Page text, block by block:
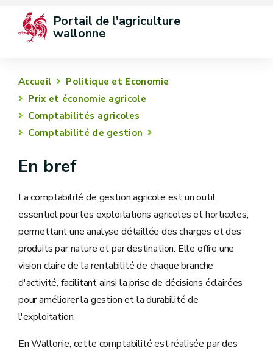
Portail de l'agriculture
wallonne
Accueil
Politique et Economie
Prix et économie agricole
Comptabilités agricoles
Comptabilité de gestion
En bref
La comptabilité de gestion agricole est un outil
essentiel pour les exploitations agricoles et horticoles,
permettant une analyse détaillée des charges et des
produits par nature et par destination. Elle offre une
vision claire de la rentabilité de chaque branche
d'activité, facilitant ainsi la prise de décisions éclairées
pour améliorer la gestion et la durabilité de
l'exploitation.
En Wallonie, cette comptabilité est réalisée par des